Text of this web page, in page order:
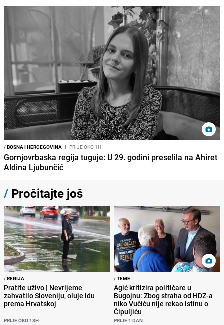
/BOSNA I HERCEGOVINA I PRIJE OKO 1H
Gornjovrbaska regija tuguje: U 29. godini preselila na Ahiret
Aldina Ljubunčić
/ Pročitajte još
/REGIJA
Pratite uživo | Nevrijeme
zahvatilo Sloveniju, oluje idu
prema Hrvatskoj
PRIJE OKO 18H
/TEME
Agić kritizira političare u
Bugojnu: Zbog straha od HDZ-a
niko Vučiću nije rekao istinu o
Čipuljiću
PRIJE 1 DAN